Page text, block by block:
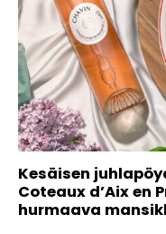
Kesäisen
Coteaux d’Aix en
hurmaava